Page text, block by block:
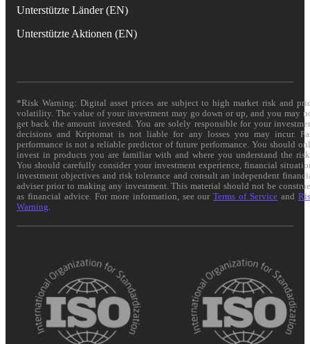
Unterstützte Länder (EN)
Unterstützte Aktionen (EN)
*Risk Warning: Digital asset prices are subject to high market risk and
volatility. The value of your investment may go down or up, and you may
get back the amount invested. You are solely responsible for your
decisions and Kriptomat is not liable for any losses you may incur.
performance is not a reliable predictor of future performance. You should
invest in products you are familiar with and where you understand the
You should carefully consider your investment experience, financial
investment objectives and risk tolerance and consult an independent
adviser prior to making any investment. This material should not be
as financial advice. For more information, see ourTerms of Service and
Warning